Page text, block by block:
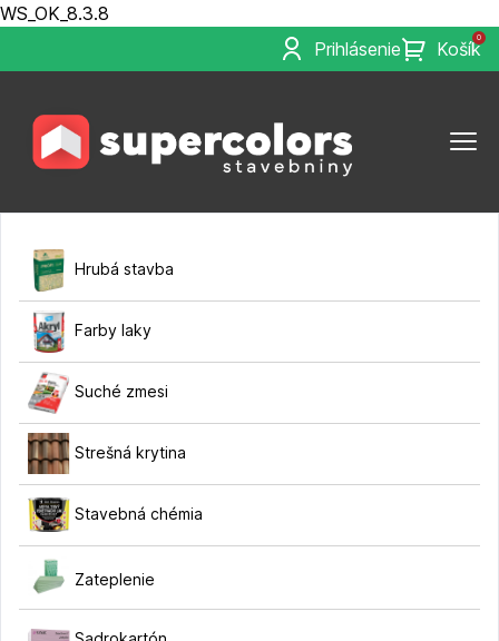
WS_OK_8.3.8
Prihlásenie
0
Košík
Hrubá stavba
Farby laky
Suché zmesi
Strešná krytina
Stavebná chémia
Zateplenie